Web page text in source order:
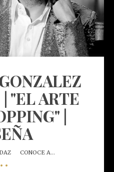
"EL ARTE
|
CONOCE A...